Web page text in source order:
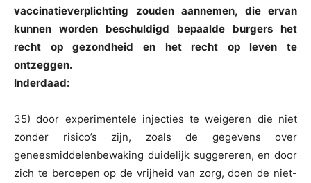
vaccinatieverplichting zouden aannemen, die ervan
kunnen worden beschuldigd bepaalde burgers het
recht op gezondheid en het recht op leven te
ontzeggen.
Inderdaad:
35) door experimentele injecties te weigeren die niet
zonder risico’s zijn, zoals de gegevens over
geneesmiddelenbewaking duidelijk suggereren, en door
zich te beroepen op de vrijheid van zorg, doen de niet-